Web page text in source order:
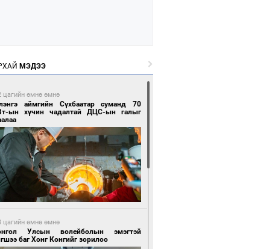
МЭДЭЭ
цагийн өмнө өмнө
аймгийн Сүхбаатар суманд 70
ын хүчин чадалтай ДЦС-ын галыг
цагийн өмнө өмнө
Улсын волейболын эмэгтэй
баг Хонг Конгийг зорилоо